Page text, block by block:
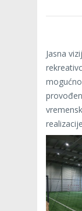
Jasna